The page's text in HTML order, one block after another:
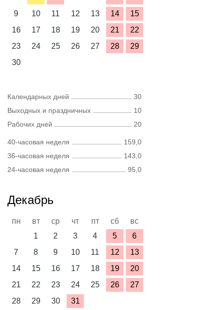
9
10 11 12 13 14
15
16
17 18 19 20 21
22
23
24 25 26 27 28
29
30
Календарных дней
30
Выходных и праздничных
10
Рабочих дней
20
40-часовая неделя
159,0
36-часовая неделя
143,0
24-часовая неделя
95,0
Декабрь
пн вт ср чт пт сб
вс
1
2 3 4 5
6
7
8 9 10 11 12
13
14
15 16 17 18 19
20
21
22 23 24 25 26
27
28
29 30 31